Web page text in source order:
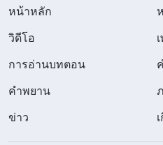
หน้าหลัก
วิดีโอ
การอ่านบทตอน
คำพยาน
ข่าว